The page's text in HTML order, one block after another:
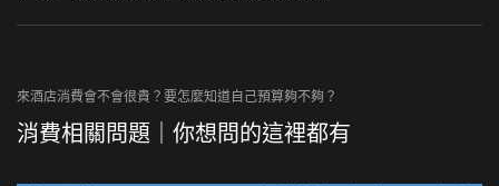
來酒店消費會不會很貴？要怎麼知道自己預算夠不夠？
消費相關問題｜你想問的這裡都有